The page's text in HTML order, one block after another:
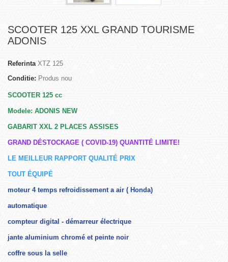
SCOOTER 125 XXL GRAND TOURISME
ADONIS
Referinta XTZ 125
Conditie: Produs nou
SCOOTER 125 cc
Modele: ADONIS NEW
GABARIT XXL 2 PLACES ASSISES
GRAND DÉSTOCKAGE ( COVID-19) QUANTITÉ LIMITE!
LE MEILLEUR RAPPORT QUALITÉ PRIX
TOUT ÉQUIPÉ
moteur 4 temps refroidissement a air ( Honda)
automatique
compteur digital - démarreur électrique
jante aluminium chromé et peinte noir
coffre sous la selle